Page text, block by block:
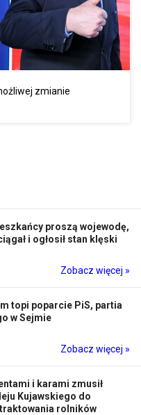
zmianie
proszą wojewodę,
i ogłosił stan klęski
Zobacz więcej »
topi poparcie PiS, partia
w Sejmie
Zobacz więcej »
i karami zmusił
Kujawskiego do
rolników